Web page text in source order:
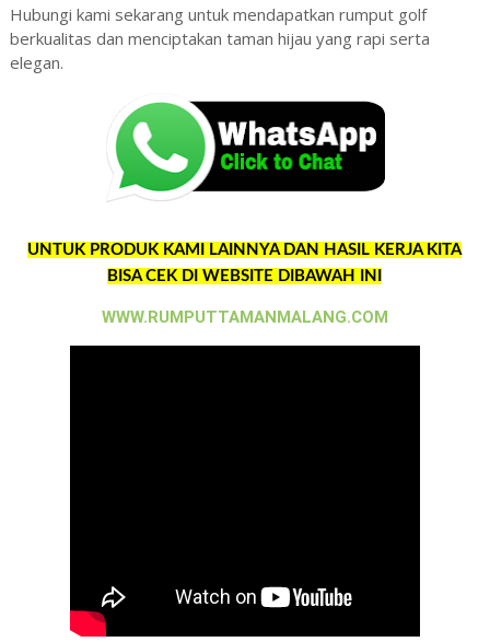
Hubungi kami sekarang untuk mendapatkan rumput golf
berkualitas dan menciptakan taman hijau yang rapi serta
elegan.
UNTUK PRODUK KAMI LAINNYA DAN HASIL KERJA KITA
BISA CEK DI WEBSITE DIBAWAH INI
WWW.RUMPUTTAMANMALANG.COM